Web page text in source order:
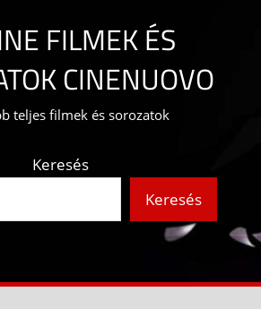
FILMEK ÉS
CINENUOVO
teljes filmek és sorozatok
Keresés
Keresés